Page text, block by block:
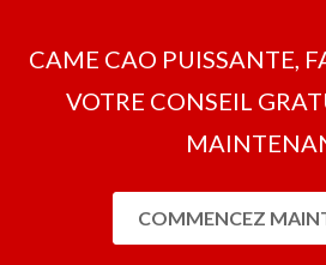
CAME CAO PUISSANTE,
VOTRE CONSEIL
COMMENCEZ